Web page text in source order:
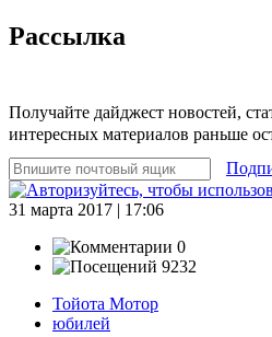
Рассылка
Получайте дайджест новостей,
интересных материалов раньше
31 марта 2017 | 17:06
0
9232
Тойота Мотор
юбилей